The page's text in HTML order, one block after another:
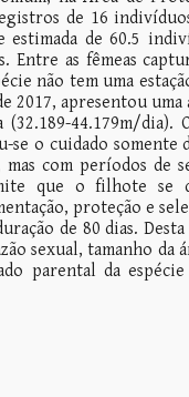
de 16
de 60.5
as fêmeas
não tem uma
apresentou uma
44.179m/dia).
o cuidado somente
com períodos de
que o filhote se
proteção e
de 80 dias.
sexual, tamanho da
parental da